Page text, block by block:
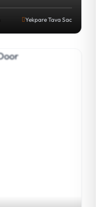
Yekpare Tava Sac